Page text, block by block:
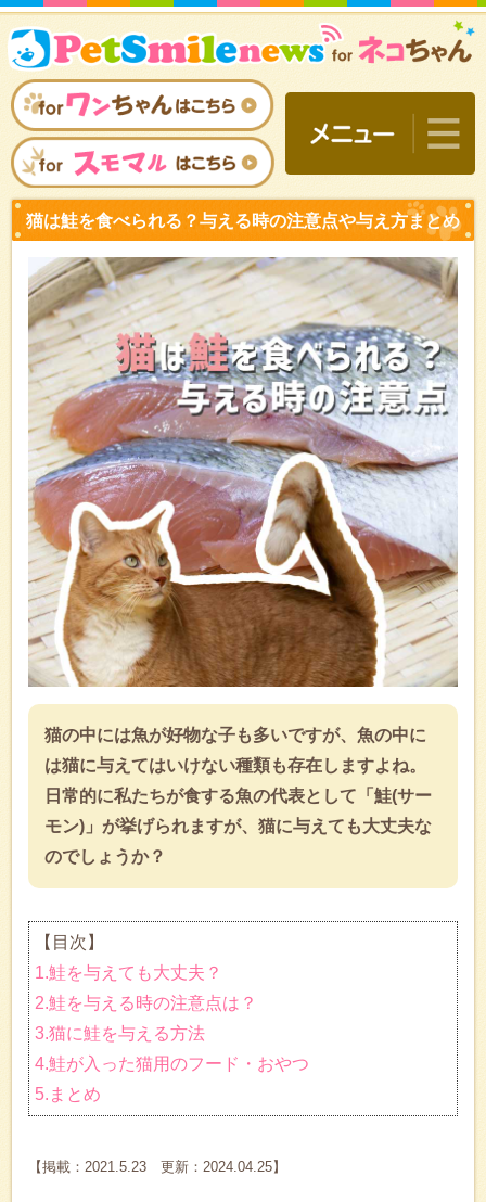
猫は鮭を食べられる？与え
猫の中には魚が好物な子も多いですが、魚の中に
は猫に与えてはいけない種類も存在しますよね。
日常的に私たちが食する魚の代表として「鮭(サー
モン)」が挙げられますが、猫に与えても大丈夫な
のでしょうか？
【目次】
1.鮭を与えても大丈夫？
2.鮭を与える時の注意点は？
3.猫に鮭を与える方法
4.鮭が入った猫用のフード・おやつ
5.まとめ
【掲載：2021.5.23 更新：2024.04.25】